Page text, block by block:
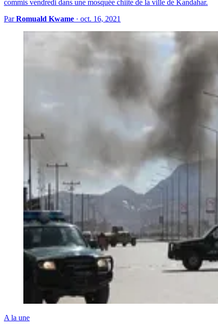
commis vendredi dans une mosquée chiite de la ville de Kandahar.
ParRomuald Kwame · oct. 16, 2021
A la une